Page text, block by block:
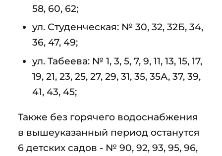
58, 60, 62;
ул. Студенческая: № 30, 32, 32Б, 34,
36, 47, 49;
ул. Табеева: № 1, 3, 5, 7, 9, 11, 13, 15, 17,
19, 21, 23, 25, 27, 29, 31, 35, 35А, 37, 39,
41, 43, 45;
Также без горячего водоснабжения
в вышеуказанный период останутся
6 детских садов - № 90, 92, 93, 95, 96,